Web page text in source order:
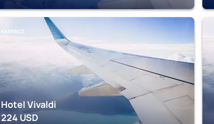
KARPACZ
Hotel Vivaldi
224 USD